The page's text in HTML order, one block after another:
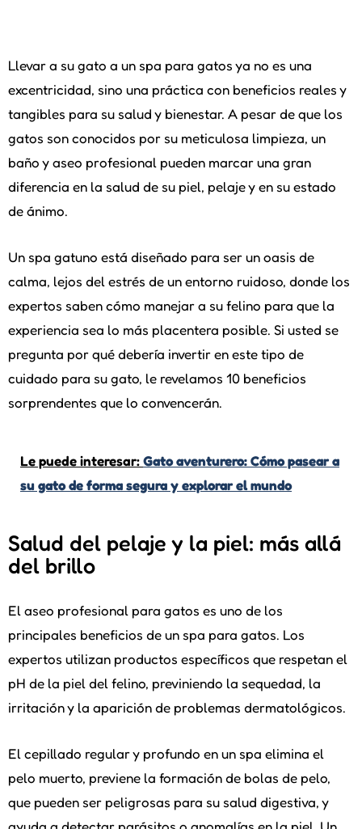
Llevar a su gato a un spa para gatos ya no es una
excentricidad, sino una práctica con beneficios reales y
tangibles para su salud y bienestar. A pesar de que los
gatos son conocidos por su meticulosa limpieza, un
baño y aseo profesional pueden marcar una gran
diferencia en la salud de su piel, pelaje y en su estado
de ánimo.
Un spa gatuno está diseñado para ser un oasis de
calma, lejos del estrés de un entorno ruidoso, donde los
expertos saben cómo manejar a su felino para que la
experiencia sea lo más placentera posible. Si usted se
pregunta por qué debería invertir en este tipo de
cuidado para su gato, le revelamos 10 beneficios
sorprendentes que lo convencerán.
Le puede interesar:Gato aventurero: Cómo pasear a
su gato de forma segura y explorar el mundo
Salud del pelaje y la piel: más allá
del brillo
El aseo profesional para gatos es uno de los
principales beneficios de un spa para gatos. Los
expertos utilizan productos específicos que respetan el
pH de la piel del felino, previniendo la sequedad, la
irritación y la aparición de problemas dermatológicos.
El cepillado regular y profundo en un spa elimina el
pelo muerto, previene la formación de bolas de pelo,
que pueden ser peligrosas para su salud digestiva, y